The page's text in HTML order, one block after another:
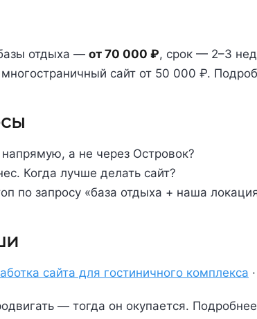
отдыха — от 70 000 ₽, срок — 2–3
сайт от 50 000 ₽.
а не через Островок?
Когда лучше делать сайт?
по запросу «база отдыха + наша
сайта для гостиничного комплекса ·
— тогда он окупается.